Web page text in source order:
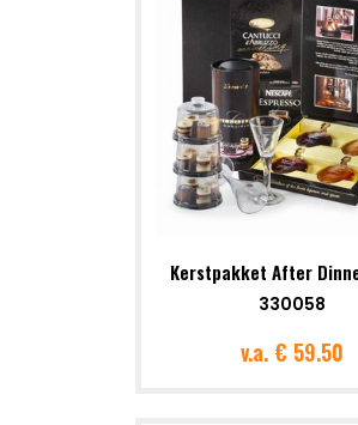
Kerstpakket After
330058
v.a. € 59.50